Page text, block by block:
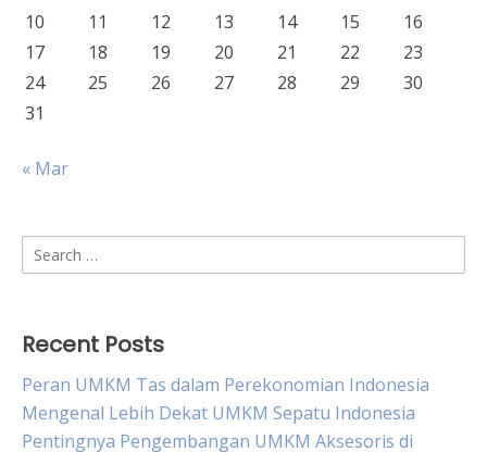
10
11 12 13 14 15
16
17
18 19 20 21 22
23
24
25 26 27 28 29
30
31
« Mar
Search
for:
Recent Posts
Peran UMKM Tas dalam Perekonomian Indonesia
Mengenal Lebih Dekat UMKM Sepatu Indonesia
Pentingnya Pengembangan UMKM Aksesoris di